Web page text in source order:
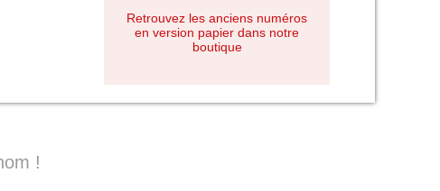
Retrouvez les anciens numéros
en version papier dans notre
boutique
!